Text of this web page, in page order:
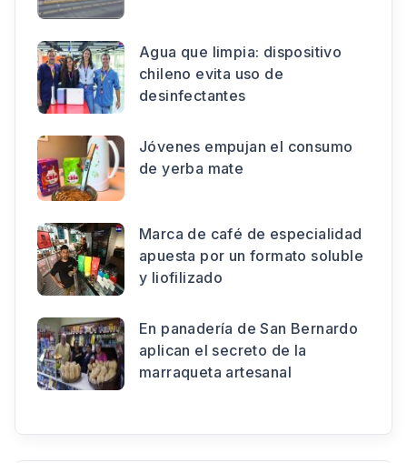
Agua que limpia: dispositivo
chileno evita uso de
desinfectantes
Jóvenes empujan el consumo
de yerba mate
Marca de café de especialidad
apuesta por un formato soluble
y liofilizado
En panadería de San Bernardo
aplican el secreto de la
marraqueta artesanal